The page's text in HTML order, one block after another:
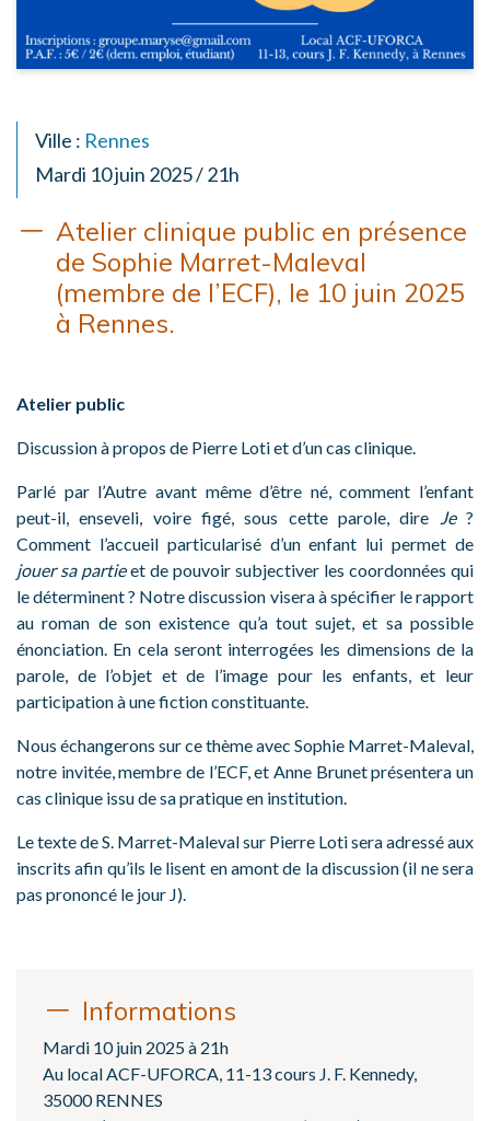
Ville : Rennes
Mardi 10 juin 2025 / 21h
Atelier clinique public en présence
de Sophie Marret-Maleval
(membre de l’ECF), le 10 juin 2025
à Rennes.
Atelier public
Discussion à propos de Pierre Loti et d’un cas clinique.
Parlé par l’Autre avant même d’être né, comment l’enfant
peut-il, enseveli, voire figé, sous cette parole, dire Je?
Comment l’accueil particularisé d’un enfant lui permet de
jouer sa partieet de pouvoir subjectiver les coordonnées qui
le déterminent ? Notre discussion visera à spécifier le rapport
au roman de son existence qu’a tout sujet, et sa possible
énonciation. En cela seront interrogées les dimensions de la
parole, de l’objet et de l’image pour les enfants, et leur
participation à une fiction constituante.
Nous échangerons sur ce thème avec Sophie Marret-Maleval,
notre invitée, membre de l’ECF, et Anne Brunet présentera un
cas clinique issu de sa pratique en institution.
Le texte de S. Marret-Maleval sur Pierre Loti sera adressé aux
inscrits afin qu’ils le lisent en amont de la discussion (il ne sera
pas prononcé le jour J).
Informations
Mardi 10 juin 2025 à 21h
Au local ACF-UFORCA, 11-13 cours J. F. Kennedy,
35000 RENNES